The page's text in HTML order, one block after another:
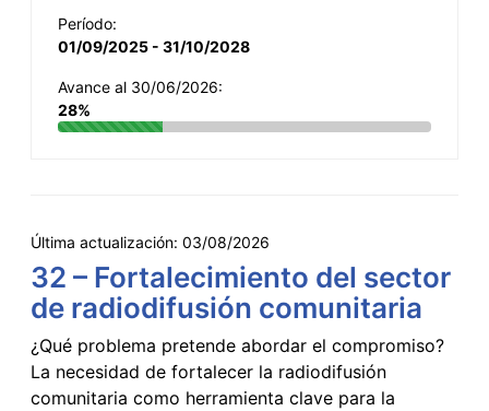
Período:
01/09/2025 - 31/10/2028
Avance al 30/06/2026:
28%
Última actualización: 03/08/2026
32 – Fortalecimiento del sector
de radiodifusión comunitaria
¿Qué problema pretende abordar el compromiso?
La necesidad de fortalecer la radiodifusión
comunitaria como herramienta clave para la